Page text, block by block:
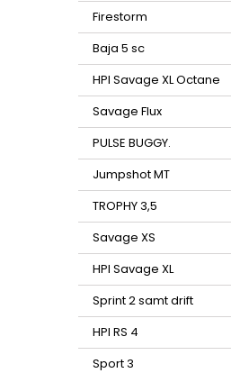
Firestorm
Baja 5 sc
HPI Savage XL Octane
Savage Flux
PULSE BUGGY.
Jumpshot MT
TROPHY 3,5
Savage XS
HPI Savage XL
Sprint 2 samt drift
HPI RS 4
Sport 3